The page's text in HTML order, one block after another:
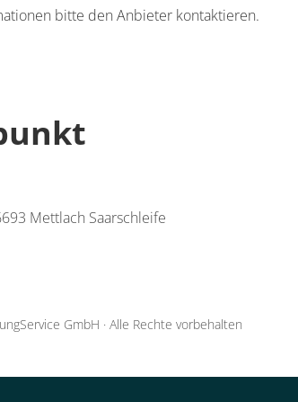
bitte den Anbieter kontaktieren.
Mettlach Saarschleife
GmbH · Alle Rechte vorbehalten